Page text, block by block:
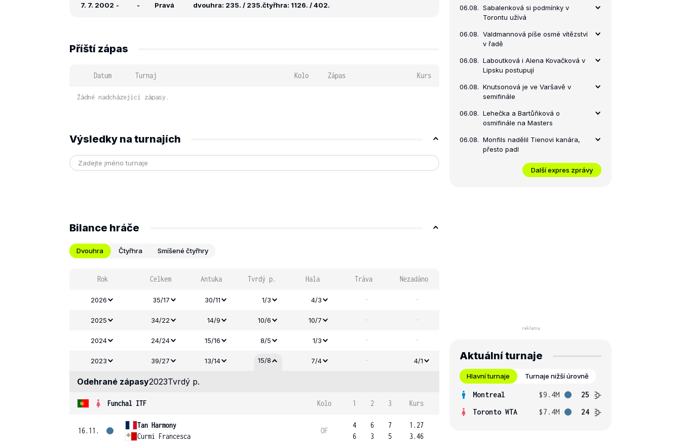
7. 7. 2002 -
-
Pravá
dvouhra: 235. / 235.čtyřhra: 1126. / 402.
Příští zápas
Datum Turnaj Kolo Zápas Kurs
Žádné nadcházející zápasy.
Výsledky na turnajích
Bilance hráče
Dvouhra Čtyřhra Smíšené čtyřhry
Rok Celkem Antuka Tvrdý p. Hala Tráva Nezadáno
2026 35/17 30/11 1/3 4/3 - -
2025 34/22 14/9 10/6 10/7 - -
2024 24/24 15/16 8/5 1/3 - -
2023 39/27 13/14 15/8 7/4 - 4/1
Odehrané zápasy2023Tvrdý p.
Funchal ITF Kolo 1 2 3 Kurs
16.11.
Tan Harmony
Curmi Francesca
OF
4
6
6
3
7
5
1.27
3.46
06.08. Sabalenková si podmínky v
Torontu užívá
06.08. Valdmannová píše osmé vítězství
v řadě
06.08. Laboutková i Alena Kovačková v
Lipsku postupují
06.08. Knutsonová je ve Varšavě v
semifinále
06.08. Lehečka a Bartůňková o
osmifinále na Masters
06.08. Monfils nadělil Tienovi kanára,
přesto padl
Další expres zprávy
Aktuální turnaje
Hlavní turnaje Turnaje nižší úrovně
Montreal $9.4M
25
Toronto WTA
$7.4M 24